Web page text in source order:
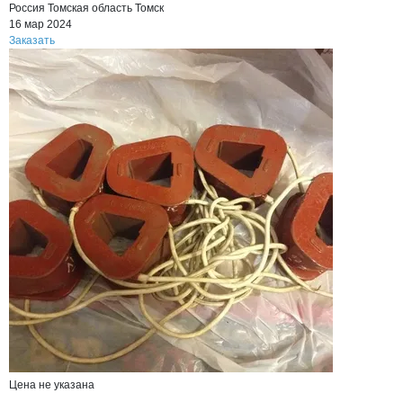
Россия Томская область Томск
16 мар 2024
Заказать
Цена не указана